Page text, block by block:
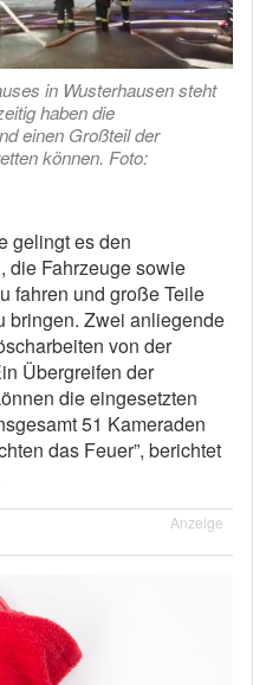
in Wusterhausen steht
haben die
einen Großteil der
können. Foto:
gelingt es den
die Fahrzeuge sowie
fahren und große Teile
bringen. Zwei anliegende
von der
Übergreifen der
die eingesetzten
51 Kameraden
das Feuer”, berichtet
Anzeige